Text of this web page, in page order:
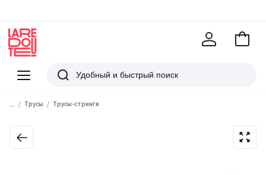
Меню
Redoute
Поиск
В
... Трусы Трусы-стринги